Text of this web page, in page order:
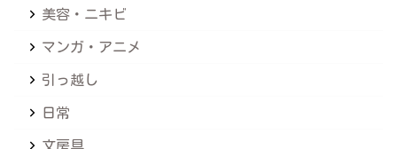
美容・ニキビ
マンガ・アニメ
引っ越し
日常
文房具